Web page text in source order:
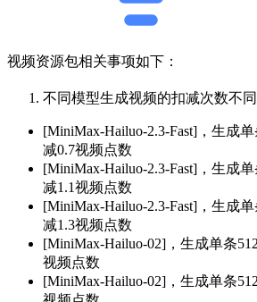
视频资源包相关事项如下：
不同模型生成视频的扣减次数不同
[MiniMax-Hailuo-2.3-Fast]，生成
减0.7视频点数
[MiniMax-Hailuo-2.3-Fast]，生成
减1.1视频点数
[MiniMax-Hailuo-2.3-Fast]，生成
减1.3视频点数
[MiniMax-Hailuo-02]，生成单条
视频点数
[MiniMax-Hailuo-02]，生成单条